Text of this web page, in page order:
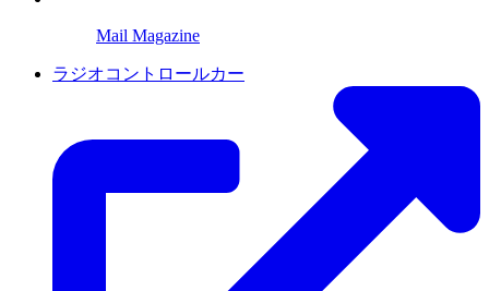
Mail Magazine
ラジオコントロールカー